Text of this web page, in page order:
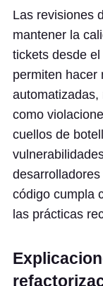
Las revisiones
mantener la
tickets desde
permiten hacer
automatizadas,
como
cuellos de
código cumpla
las prácticas